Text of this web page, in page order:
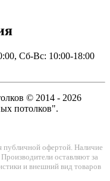
Сб-Вс: 10:00-18:00
© 2014 - 2026
потолков".
публичной офертой. Наличие
оставляют за
и внешний вид товаров